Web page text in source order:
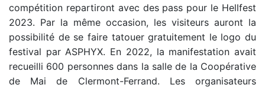
compétition repartiront avec des pass pour le Hellfest
2023. Par la même occasion, les visiteurs auront la
possibilité de se faire tatouer gratuitement le logo du
festival par ASPHYX. En 2022, la manifestation avait
recueilli 600 personnes dans la salle de la Coopérative
de Mai de Clermont-Ferrand. Les organisateurs